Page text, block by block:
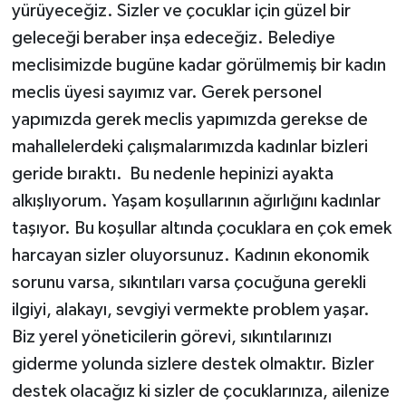
yürüyeceğiz. Sizler ve çocuklar için güzel bir
geleceği beraber inşa edeceğiz. Belediye
meclisimizde bugüne kadar görülmemiş bir kadın
meclis üyesi sayımız var. Gerek personel
yapımızda gerek meclis yapımızda gerekse de
mahallelerdeki çalışmalarımızda kadınlar bizleri
geride bıraktı. Bu nedenle hepinizi ayakta
alkışlıyorum. Yaşam koşullarının ağırlığını kadınlar
taşıyor. Bu koşullar altında çocuklara en çok emek
harcayan sizler oluyorsunuz. Kadının ekonomik
sorunu varsa, sıkıntıları varsa çocuğuna gerekli
ilgiyi, alakayı, sevgiyi vermekte problem yaşar.
Biz yerel yöneticilerin görevi, sıkıntılarınızı
giderme yolunda sizlere destek olmaktır. Bizler
destek olacağız ki sizler de çocuklarınıza, ailenize